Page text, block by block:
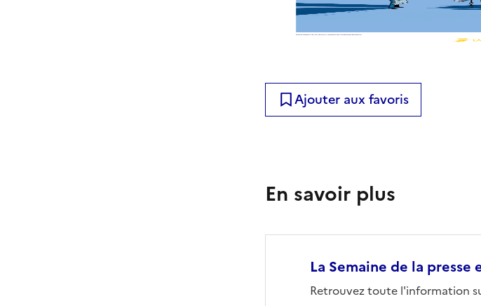
Ajouter aux favoris
En savoir plus
La Semaine de la
Retrouvez toute l'information